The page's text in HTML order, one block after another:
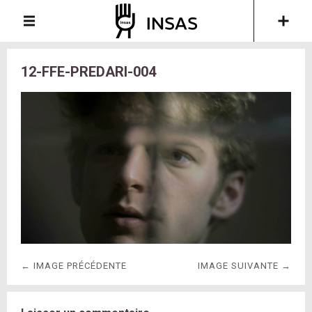
12-FFE-PREDARI-004
← IMAGE PRÉCÉDENTE IMAGE SUIVANTE →